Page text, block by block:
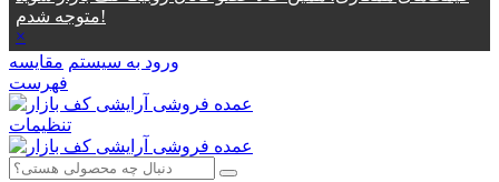
متوجه شدم!
×
ورود به سیستم مقایسه
فهرست
تنظیمات